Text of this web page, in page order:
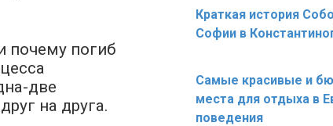
почему погиб
две
на друга.
Краткая история
Софии в
Самые красивые и
места для отдыха в
поведения